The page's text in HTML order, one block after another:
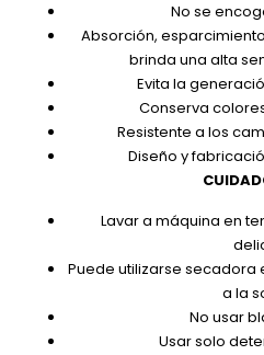
No se
Absorción,
brinda una alta
Evita la
Conserva
Resistente a los
Diseño y
Lavar a máquina en
Puede utilizarse
a la
No usar
Usar solo